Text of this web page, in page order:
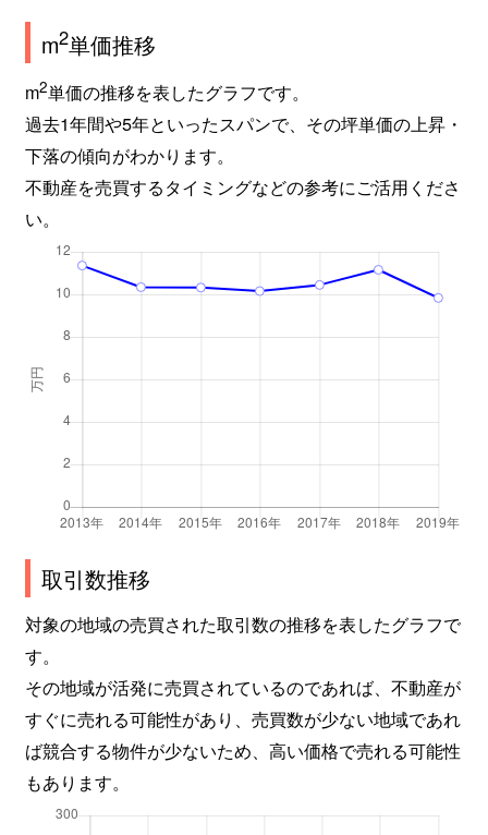
m2単価推移
m2単価の推移を表したグラフです。
過去1年間や5年といったスパンで、その坪単価の上昇・
下落の傾向がわかります。
不動産を売買するタイミングなどの参考にご活用くださ
い。
取引数推移
対象の地域の売買された取引数の推移を表したグラフで
す。
その地域が活発に売買されているのであれば、不動産が
すぐに売れる可能性があり、売買数が少ない地域であれ
ば競合する物件が少ないため、高い価格で売れる可能性
もあります。